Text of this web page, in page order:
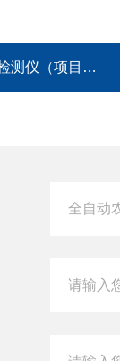
（项目介绍）